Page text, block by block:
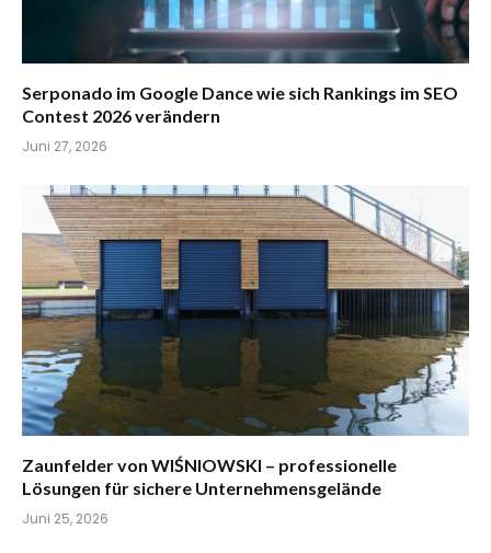
Serponado im Google Dance wie sich Rankings im SEO
Contest 2026 verändern
Juni 27, 2026
Zaunfelder von WIŚNIOWSKI – professionelle
Lösungen für sichere Unternehmensgelände
Juni 25, 2026